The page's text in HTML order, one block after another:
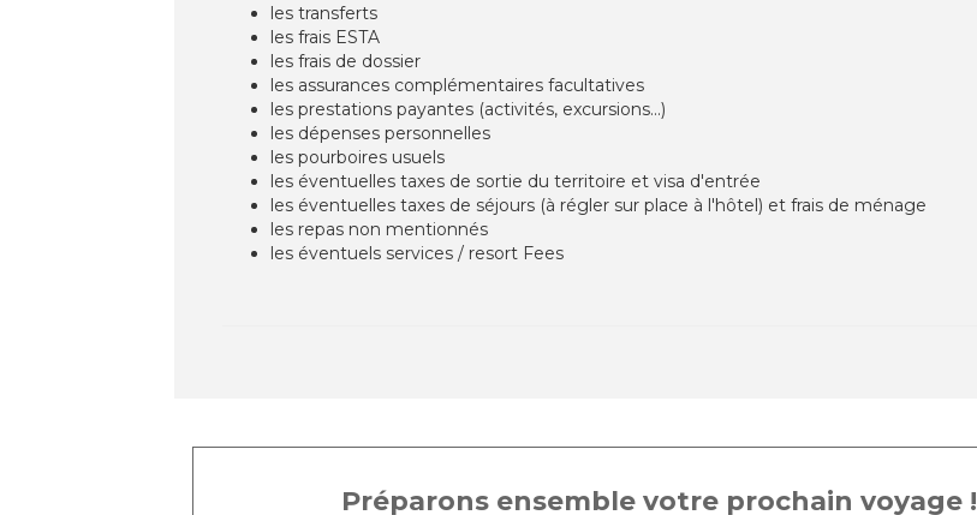
les transferts
les frais ESTA
les frais de dossier
les assurances complémentaires facultatives
les prestations payantes (activités, excursions...)
les dépenses personnelles
les pourboires usuels
les éventuelles taxes de sortie du territoire et visa d'entrée
les éventuelles taxes de séjours (à régler sur place à l'hôtel) et frais de ménage
les repas non mentionnés
les éventuels services / resort Fees
Préparons ensemble votre prochain voyage !